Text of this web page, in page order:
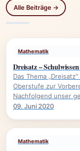
Alle Beiträge →
Mathematik
Dreisatz –
Das Thema
Oberstufe zur
Nachfolgend unser
09. Juni 2020
Mathematik